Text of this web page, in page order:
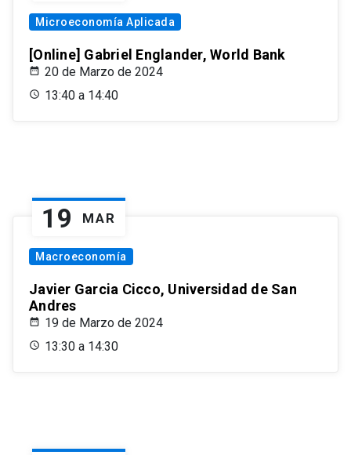
Microeconomía Aplicada
[Online] Gabriel Englander, World Bank
20 de Marzo de 2024
13:40 a 14:40
19 MAR
Macroeconomía
Javier Garcia Cicco, Universidad de San
Andres
19 de Marzo de 2024
13:30 a 14:30